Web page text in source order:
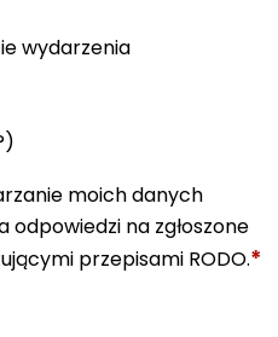
wydarzenia
moich danych
na zgłoszone
przepisami RODO.*